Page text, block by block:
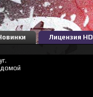
Лицензия HD